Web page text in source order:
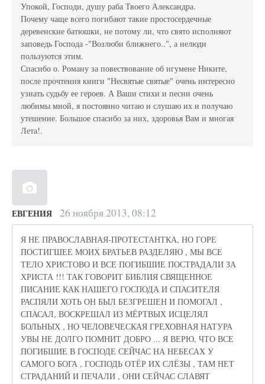
Упокой, Господи, душу раба Твоего Александра.
Почему чаще всего погибают такие простосердечные
деревенские батюшки, не потому ли, что свято исполняют
заповедь Господа -"Возлюби ближнего..", а нелюди
пользуются этим.
Спасибо о. Роману за повествование об игумене Никите,
после прочтения книги "Несвятые святые" очень интересно
узнать судьбу ее героев. А Ваши стихи и песни очень
любимы мной, я постоянно читаю и слушаю их и получаю
утешение. Большое спасибо за них, здоровья Вам и многая
Лета!.
ЕВГЕНИЯ 26 ноября 2013, 08:12
Я НЕ ПРАВОСЛАВНАЯ-ПРОТЕСТАНТКА, НО ГОРЕ
ПОСТИГШЕЕ МОИХ БРАТЬЕВ РАЗДЕЛЯЮ , МЫ ВСЕ
ТЕЛО ХРИСТОВО И ВСЕ ПОГИБШИЕ ПОСТРАДАЛИ ЗА
ХРИСТА !!! ТАК ГОВОРИТ БИБЛИЯ СВЯЩЕННОЕ
ПИСАНИЕ КАК НАШЕГО ГОСПОДА И СПАСИТЕЛЯ
РАСПЯЛИ ХОТЬ ОН БЫЛ БЕЗГРЕШЕН И ПОМОГАЛ ,
СПАСАЛ, ВОСКРЕШАЛ ИЗ МЁРТВЫХ ИСЦЕЛЯЛ
БОЛЬНЫХ , НО ЧЕЛОВЕЧЕСКАЯ ГРЕХОВНАЯ НАТУРА
УВЫ НЕ ДОЛГО ПОМНИТ ДОБРО ... Я ВЕРЮ, ЧТО ВСЕ
ПОГИБШИЕ В ГОСПОДЕ СЕЙЧАС НА НЕБЕСАХ У
САМОГО БОГА , ГОСПОДЬ ОТЁР ИХ СЛЁЗЫ , ТАМ НЕТ
СТРАДАНИЙ И ПЕЧАЛИ , ОНИ СЕЙЧАС СЛАВЯТ